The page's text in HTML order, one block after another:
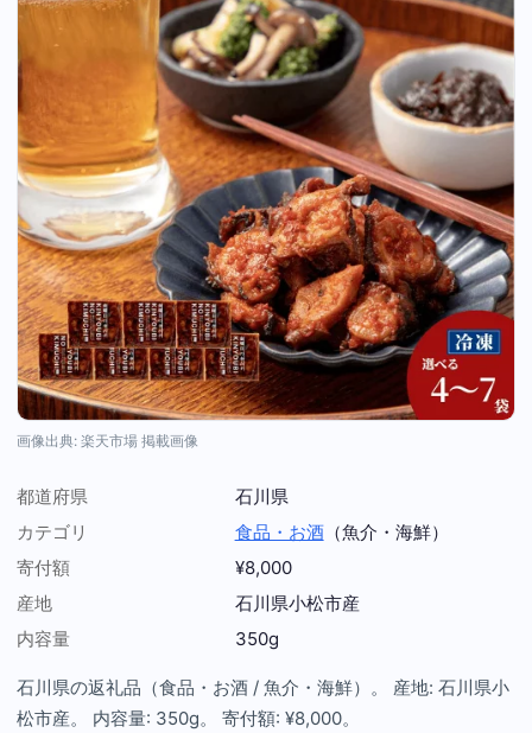
画像出典: 楽天市場 掲載画像
都道府県
石川県
カテゴリ
食品・お酒（魚介・海鮮）
寄付額
¥8,000
産地
石川県小松市産
内容量
350g
石川県の返礼品（食品・お酒 / 魚介・海鮮）。 産地: 石川県小
松市産。 内容量: 350g。 寄付額: ¥8,000。